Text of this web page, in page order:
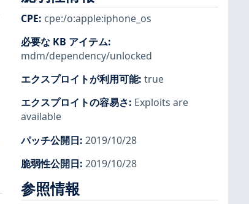
CPE: cpe:/o:apple:iphone_os
必要な KB アイテム:
mdm/dependency/unlocked
エクスプロイトが利用可能: true
エクスプロイトの容易さ: Exploits are
available
パッチ公開日: 2019/10/28
脆弱性公開日: 2019/10/28
参照情報